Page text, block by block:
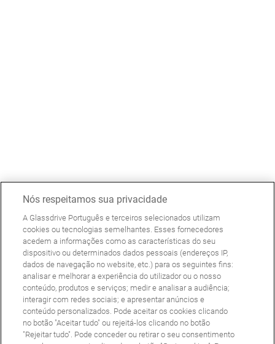
Nós respeitamos sua privacidade
A Glassdrive Português e terceiros selecionados utilizam
cookies ou tecnologias semelhantes. Esses fornecedores
acedem a informações como as características do seu
dispositivo ou determinados dados pessoais (endereços IP,
dados de navegação no website, etc.) para os seguintes fins:
analisar e melhorar a experiência do utilizador ou o nosso
conteúdo, produtos e serviços; medir e analisar a audiência;
interagir com redes sociais; e apresentar anúncios e
conteúdo personalizados. Pode aceitar os cookies clicando
no botão "Aceitar tudo" ou rejeitá-los clicando no botão
"Rejeitar tudo". Pode conceder ou retirar o seu consentimento